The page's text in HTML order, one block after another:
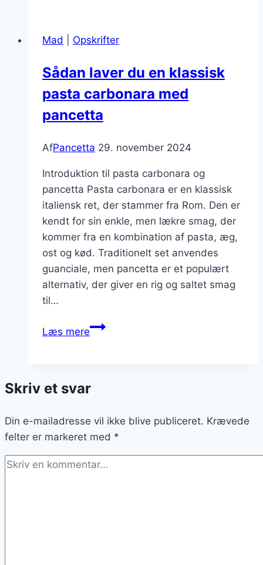
en
bund
Mad Opskrifter
Sådan laver du en klassisk
pasta carbonara med
pancetta
AfPancetta 29. november 2024
Introduktion til pasta carbonara og
pancetta Pasta carbonara er en klassisk
italiensk ret, der stammer fra Rom. Den er
kendt for sin enkle, men lækre smag, der
kommer fra en kombination af pasta, æg,
ost og kød. Traditionelt set anvendes
guanciale, men pancetta er et populært
alternativ, der giver en rig og saltet smag
til…
Læs mereSådan
klassisk
carbonara
med
pancetta
Skriv et svar
Din e-mailadresse vil ikke blive publiceret. Krævede
felter er markeret med *